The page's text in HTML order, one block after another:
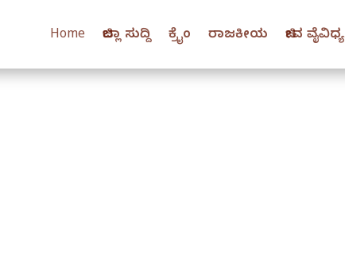
Home ಜಿಲ್ಲಾ ಸುದ್ದಿ ಕ್ರೈಂ ರಾಜಕೀಯ ಜೀವ ವೈವಿಧ್ಯ